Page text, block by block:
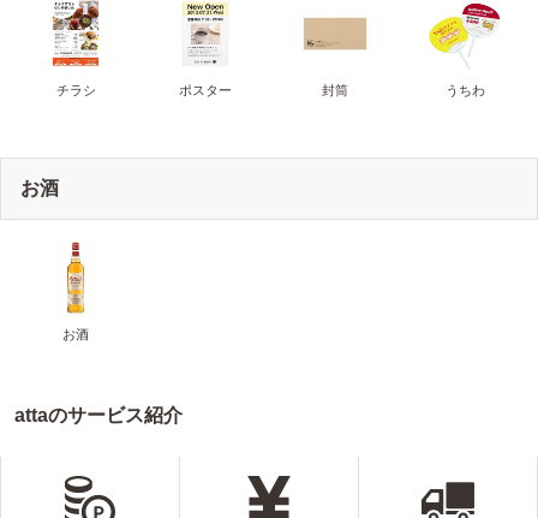
チラシ ポスター 封筒 うちわ
お酒
お酒
attaのサービス紹介